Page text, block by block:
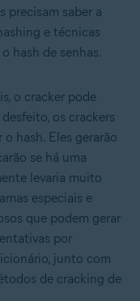
precisam saber a
e técnicas
hash de senhas.
o cracker pode
os crackers
hash. Eles gerarão
se há uma
levaria muito
especiais e
que podem gerar
por
junto com
de cracking de